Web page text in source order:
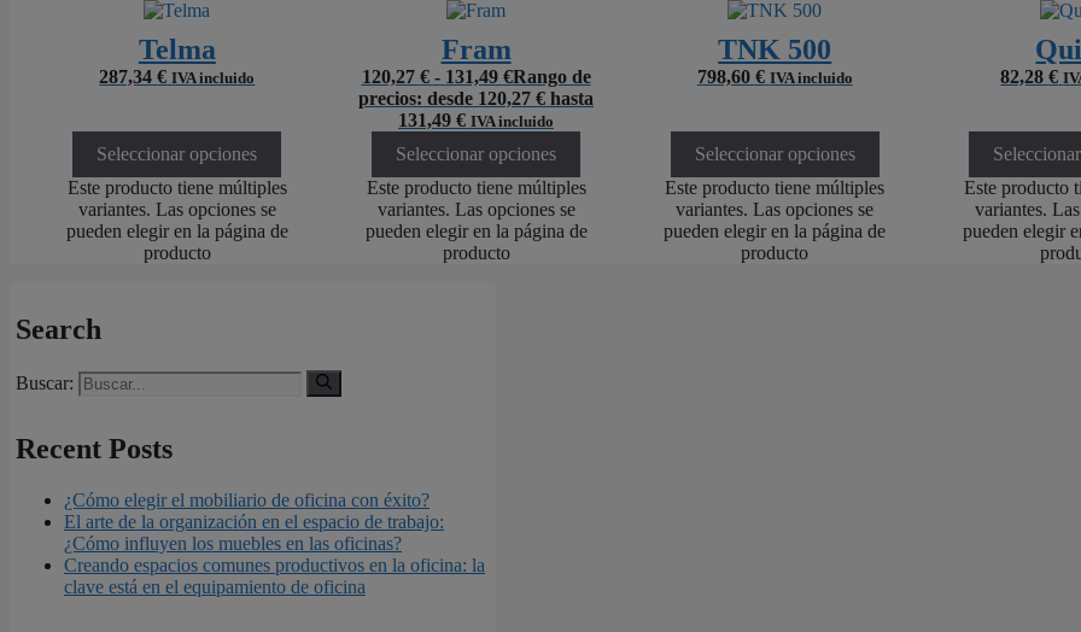
Telma
287,34€ IVA incluido
Seleccionar opciones
Este producto tiene múltiples
variantes. Las opciones se
pueden elegir en la página de
producto
Fram
120,27 € - 131,49 €Rango de
precios: desde 120,27 € hasta
131,49 € IVA incluido
Seleccionar opciones
Este producto tiene múltiples
variantes. Las opciones se
pueden elegir en la página de
producto
TNK 500
798,60 € IVA incluido
Seleccionar opciones
Este producto tiene múltiples
variantes. Las opciones se
pueden elegir en la página de
producto
82,28€
Este producto
variantes.
pueden elegir
Search
Buscar:
Recent Posts
¿Cómo elegir el mobiliario de oficina con éxito?
El arte de la organización en el espacio de trabajo:
¿Cómo influyen los muebles en las oficinas?
Creando espacios comunes productivos en la oficina: la
clave está en el equipamiento de oficina
Propósitos Especiales
Activar o desactivar todos los servicios
Utilice este interruptor para activar o desactivar todos los servicios.